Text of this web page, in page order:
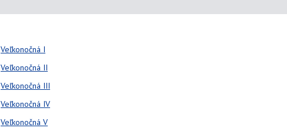
Veľkonočná I
Veľkonočná II
Veľkonočná III
Veľkonočná IV
Veľkonočná V